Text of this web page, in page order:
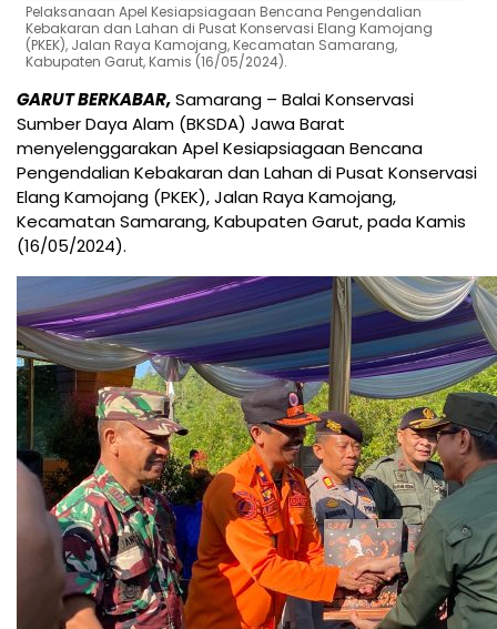
Pelaksanaan Apel Kesiapsiagaan Bencana Pengendalian
Kebakaran dan Lahan di Pusat Konservasi Elang Kamojang
(PKEK), Jalan Raya Kamojang, Kecamatan Samarang,
Kabupaten Garut, Kamis (16/05/2024).
GARUT BERKABAR,Samarang – Balai Konservasi
Sumber Daya Alam (BKSDA) Jawa Barat
menyelenggarakan Apel Kesiapsiagaan Bencana
Pengendalian Kebakaran dan Lahan di Pusat Konservasi
Elang Kamojang (PKEK), Jalan Raya Kamojang,
Kecamatan Samarang, Kabupaten Garut, pada Kamis
(16/05/2024).